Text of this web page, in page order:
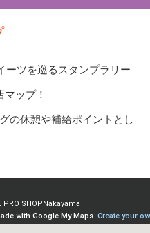
ーツを巡るスタンプラリー
マップ！
の休憩や補給ポイントとし